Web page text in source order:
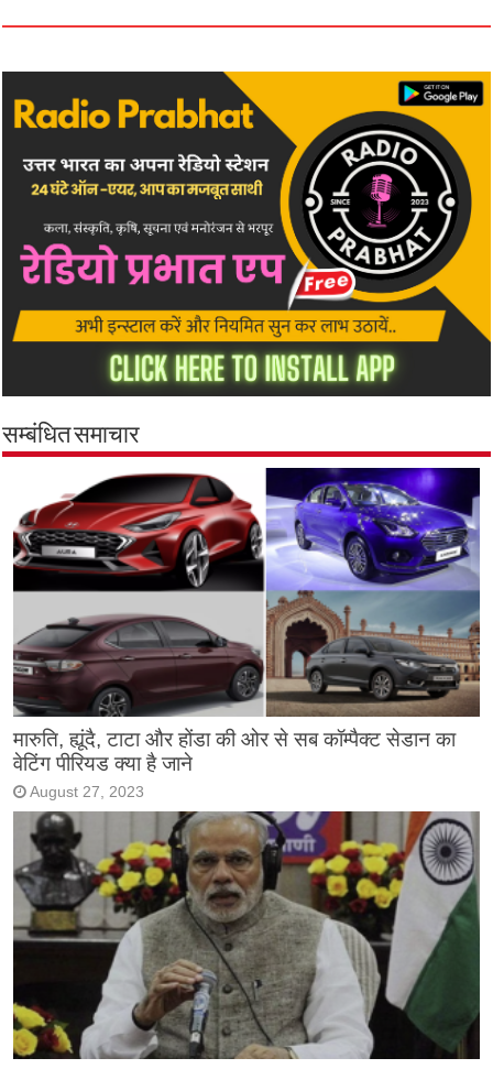
सम्बंधित समाचार
मारुति, ह्यूंदै, टाटा और होंडा की ओर से सब कॉम्पैक्ट सेडान का
वेटिंग पीरियड क्या है जाने
August 27, 2023